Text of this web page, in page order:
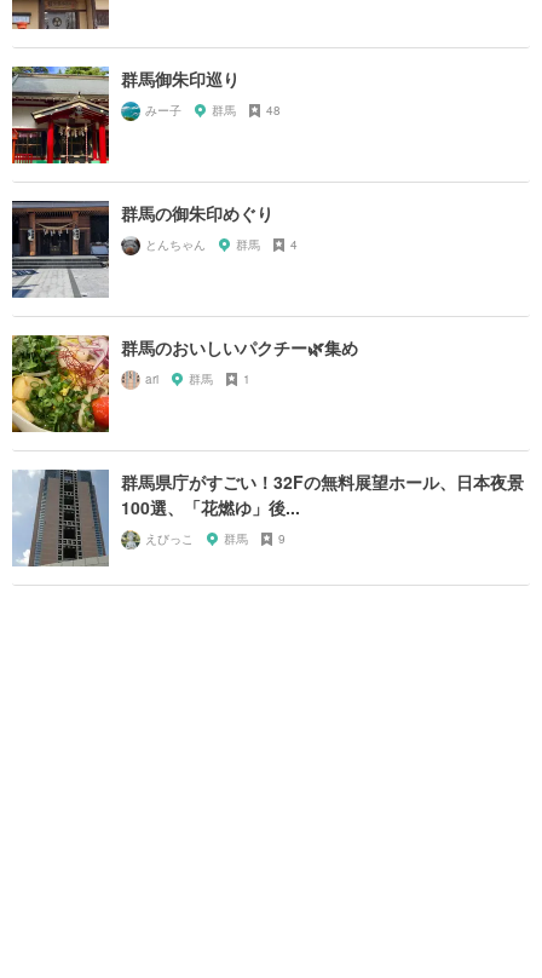
群馬御朱印巡り
みー子 群馬 48
群馬の御朱印めぐり
とんちゃん 群馬 4
群馬のおいしいパクチー🌿集め
ari 群馬 1
群馬県庁がすごい！32Fの無料展望ホール、日本夜景
100選、「花燃ゆ」後...
えびっこ 群馬 9